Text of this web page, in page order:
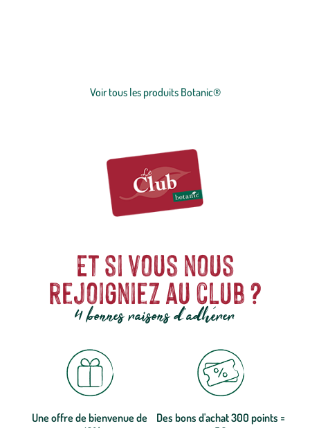
et le prix juste.
Voir tous les produits Botanic®
Et si vous nous
rejoigniez au club ?
4 bonnes raisons d'adhérer
Une offre de bienvenue de
Des bons d'achat 300 points =